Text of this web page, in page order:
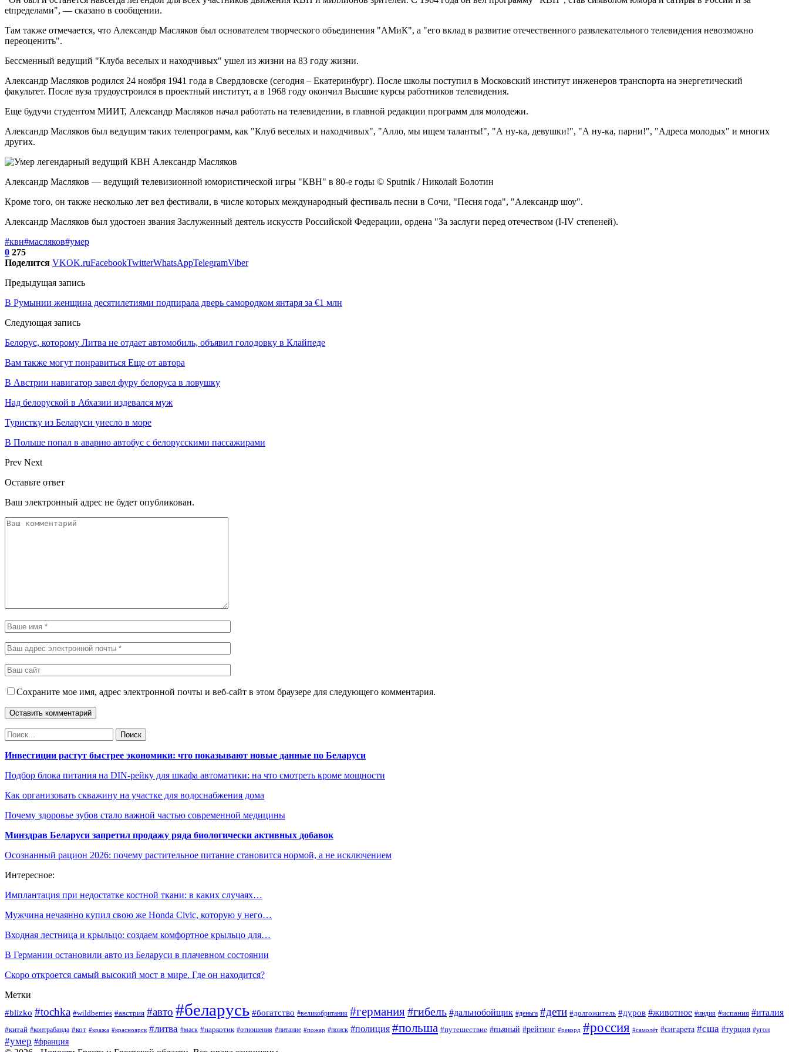
еtпределами", — сказано в сообщении.
Там также отмечается, что Александр Масляков был основателем творческого объединения "АМиК", а "его вклад в развитие отечественного развлекательного телевидения невозможно
переоценить".
Бессменный ведущий "Клуба веселых и находчивых" ушел из жизни на 83 году жизни.
Александр Масляков родился 24 ноября 1941 года в Свердловске (сегодня – Екатеринбург). После школы поступил в Московский институт инженеров транспорта на энергетический
факультет. После вуза трудоустроился в проектный институт, а в 1968 году окончил Высшие курсы работников телевидения.
Еще будучи студентом МИИТ, Александр Масляков начал работать на телевидении, в главной редакции программ для молодежи.
Александр Масляков был ведущим таких телепрограмм, как "Клуб веселых и находчивых", "Алло, мы ищем таланты!", "А ну-ка, девушки!", "А ну-ка, парни!", "Адреса молодых" и многих
других.
Александр Масляков — ведущий телевизионной юмористической игры "КВН" в 80-е годы © Sputnik / Николай Болотин
Кроме того, он также несколько лет вел фестивали, в числе которых международный фестиваль песни в Сочи, "Песня года", "Александр шоу".
Александр Масляков был удостоен звания Заслуженный деятель искусств Российской Федерации, ордена "За заслуги перед отечеством (I-IV степеней).
#квн#масляков#умер
0 275
Поделится VKOK.ruFacebookTwitterWhatsAppTelegramViber
Предыдущая запись
В Румынии женщина десятилетиями подпирала дверь самородком янтаря за €1 млн
Следующая запись
Белорус, которому Литва не отдает автомобиль, объявил голодовку в Клайпеде
Вам также могут понравиться Еще от автора
В Австрии навигатор завел фуру белоруса в ловушку
Над белоруской в Абхазии издевался муж
Туристку из Беларуси унесло в море
В Польше попал в аварию автобус с белорусскими пассажирами
Prev Next
Оставьте ответ
Ваш электронный адрес не будет опубликован.
Сохраните мое имя, адрес электронной почты и веб-сайт в этом браузере для следующего комментария.
Инвестиции растут быстрее экономики: что показывают новые данные по Беларуси
Подбор блока питания на DIN-рейку для шкафа автоматики: на что смотреть кроме мощности
Как организовать скважину на участке для водоснабжения дома
Почему здоровье зубов стало важной частью современной медицины
Минздрав Беларуси запретил продажу ряда биологически активных добавок
Осознанный рацион 2026: почему растительное питание становится нормой, а не исключением
Интересное:
Имплантация при недостатке костной ткани: в каких случаях…
Мужчина нечаянно купил свою же Honda Civic, которую у него…
Входная лестница и крыльцо: создаем комфортное крыльцо для…
В Германии остановили авто из Беларуси в плачевном состоянии
Скоро откроется самый высокий мост в мире. Где он находится?
Метки
#blizko #tochka #wildberries #австрия #авто #беларусь #богатство #великобритания #германия#гибель #дальнобойщик #деньга #дети #долгожитель #дуров #животное #индия #испания #италия
#китай #контрабанда #кот #кража #красноярск #литва #маск #наркотик #отношения #питание #пожар #поиск #полиция #польша #путешествие #пьяный #рейтинг #рекорд #россия #самолёт #сигарета #сша #турция #угон
#умер #франция